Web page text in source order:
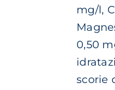
mg/l,
0,50
scorie